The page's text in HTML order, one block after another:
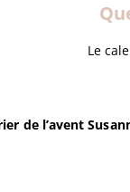
Le
de l’avent